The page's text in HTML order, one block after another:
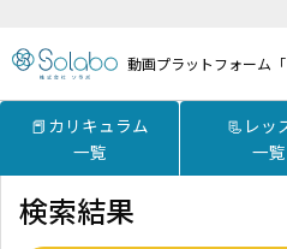
動画プラットフォーム「
📕カリキュラム
一覧
📃レッ
一覧
検索結果